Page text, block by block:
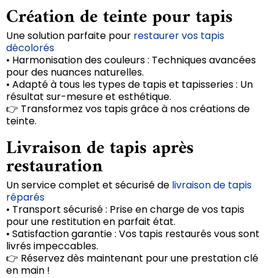
Création de teinte pour tapis
Une solution parfaite pour restaurer vos tapis
décolorés
• Harmonisation des couleurs : Techniques avancées
pour des nuances naturelles.
• Adapté à tous les types de tapis et tapisseries : Un
résultat sur-mesure et esthétique.
👉 Transformez vos tapis grâce à nos créations de
teinte.
Livraison de tapis après
restauration
Un service complet et sécurisé de livraison de tapis
réparés
• Transport sécurisé : Prise en charge de vos tapis
pour une restitution en parfait état.
• Satisfaction garantie : Vos tapis restaurés vous sont
livrés impeccables.
👉 Réservez dès maintenant pour une prestation clé
en main !